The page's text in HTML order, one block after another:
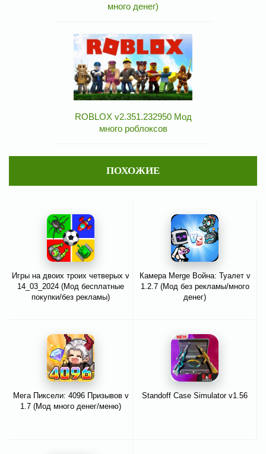
много денег)
ROBLOX v2.351.232950 Мод
много роблоксов
ПОХОЖИЕ
Игры на двоих троих четверых v
14_03_2024 (Мод бесплатные
покупки/без рекламы)
Камера Merge Война: Туалет v
1.2.7 (Мод без рекламы/много
денег)
Мега Пиксели: 4096 Призывов v
1.7 (Мод много денег/меню)
Standoff Case Simulator v1.56